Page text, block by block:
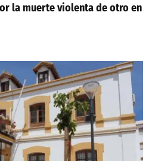
la muerte violenta de otro en